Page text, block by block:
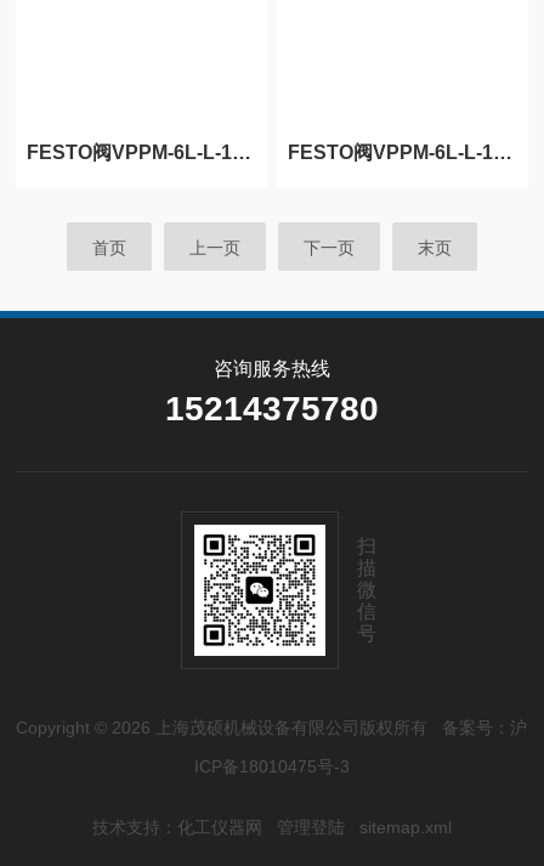
FESTO阀VPPM-6L-L-1-G18-0L10H-A4N FESTO阀VPPM-6L-L-1-G18-0L6H-V1P-S1
首页 上一页 下一页 末页
咨询服务热线
15214375780
扫
描
微
信
号
Copyright © 2026 上海茂硕机械设备有限公司版权所有 备案号：沪
ICP备18010475号-3
技术支持： 化工仪器网 管理登陆 sitemap.xml